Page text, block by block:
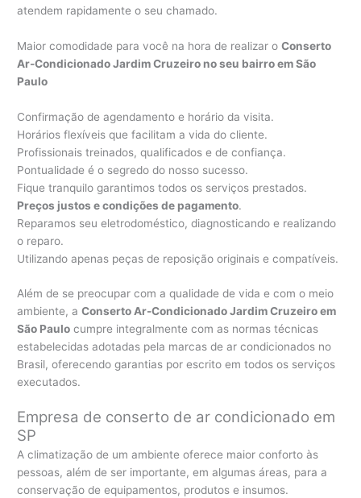
atendem rapidamente o seu chamado.
Maior comodidade para você na hora de realizar oConserto
Ar-Condicionado Jardim Cruzeiro no seu bairro em São
Paulo
Confirmação de agendamento e horário da visita.
Horários flexíveis que facilitam a vida do cliente.
Profissionais treinados, qualificados e de confiança.
Pontualidade é o segredo do nosso sucesso.
Fique tranquilo garantimos todos os serviços prestados.
Preços justos e condições de pagamento.
Reparamos seu eletrodoméstico, diagnosticando e realizando
o reparo.
Utilizando apenas peças de reposição originais e compatíveis.
Além de se preocupar com a qualidade de vida e com o meio
ambiente, aConserto Ar-Condicionado Jardim Cruzeiro em
São Paulo cumpre integralmente com as normas técnicas
estabelecidas adotadas pela marcas de ar condicionados no
Brasil, oferecendo garantias por escrito em todos os serviços
executados.
Empresa de conserto de ar condicionado em
SP
A climatização de um ambiente oferece maior conforto às
pessoas, além de ser importante, em algumas áreas, para a
conservação de equipamentos, produtos e insumos.